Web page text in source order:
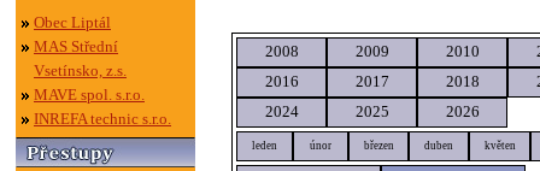
Obec Liptál
MAS Střední
Vsetínsko, z.s.
MAVE spol. s.r.o.
INREFA technic s.r.o.
2008 2009 2010
2016
2017 2018
2024
2025 2026
leden únor březen duben květen